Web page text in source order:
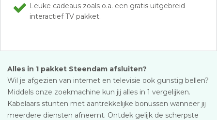
Leuke cadeaus zoals o.a. een gratis uitgebreid
interactief TV pakket.
Alles in 1 pakket Steendam afsluiten?
Wil je afgezien van internet en televisie ook gunstig bellen?
Middels onze zoekmachine kun jij alles in 1 vergelijken.
Kabelaars stunten met aantrekkelijke bonussen wanneer jij
meerdere diensten afneemt. Ontdek gelijk de scherpste